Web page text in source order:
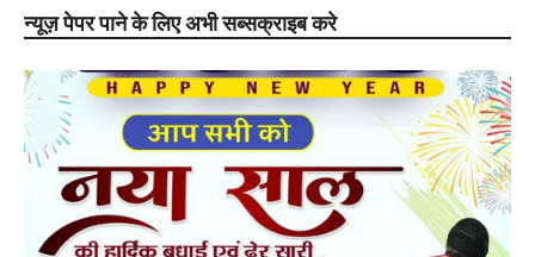
न्यूज़ पेपर पाने के लिए अभी सब्सक्राइब करे